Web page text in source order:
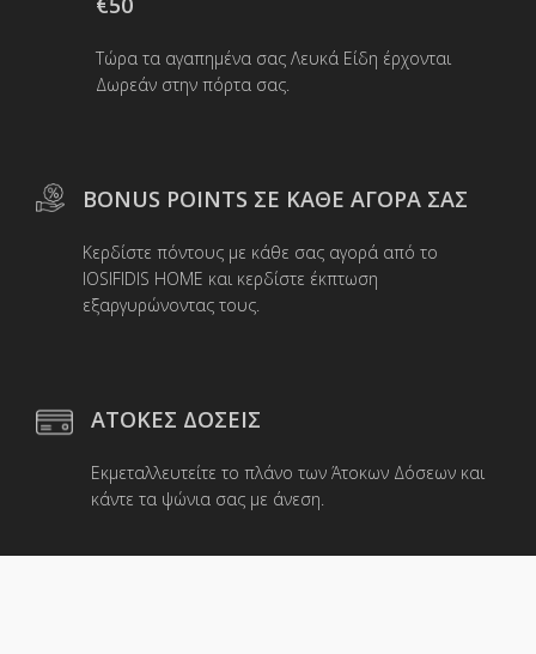
Τώρα τα αγαπημένα σας Λευκά Είδη έρχονται
Δωρεάν στην πόρτα σας.
BONUS POINTS ΣΕ ΚΑΘΕ ΑΓΟΡΑ ΣΑΣ
Κερδίστε πόντους με κάθε σας αγορά από το
IOSIFIDIS HOME και κερδίστε έκπτωση
εξαργυρώνοντας τους.
ΑΤΟΚΕΣ ΔΟΣΕΙΣ
Εκμεταλλευτείτε το πλάνο των Άτοκων Δόσεων και
κάντε τα ψώνια σας με άνεση.